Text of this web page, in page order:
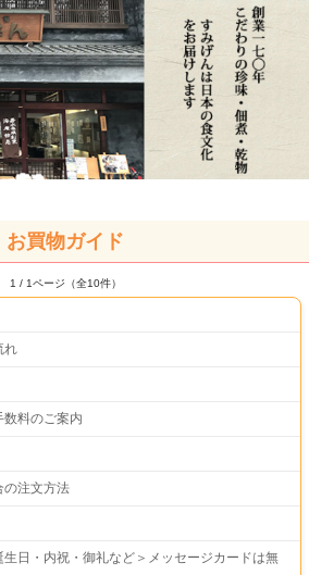
お買物ガイド
1 / 1ページ（全10件）
れ
料のご案内
の注文方法
生日・内祝・御礼など＞メッセージカードは無